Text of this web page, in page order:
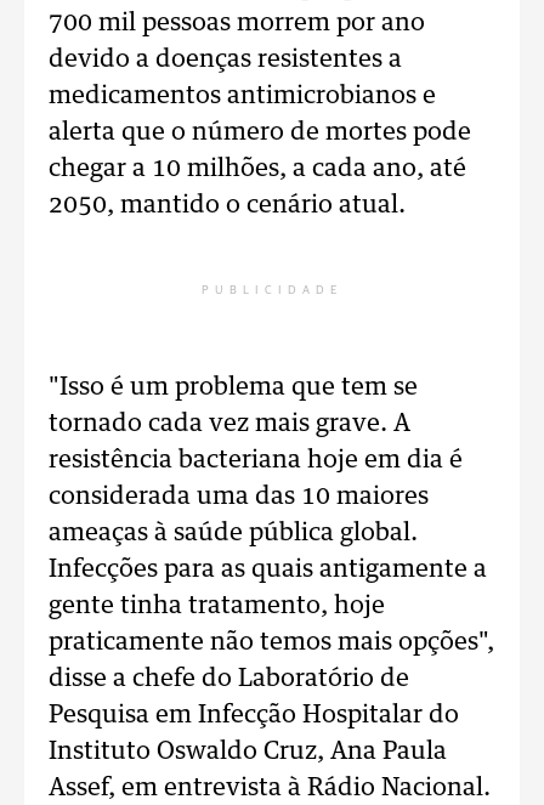
700 mil pessoas morrem por ano
devido a doenças resistentes a
medicamentos antimicrobianos e
alerta que o número de mortes pode
chegar a 10 milhões, a cada ano, até
2050, mantido o cenário atual.
PUBLICIDADE
"Isso é um problema que tem se
tornado cada vez mais grave. A
resistência bacteriana hoje em dia é
considerada uma das 10 maiores
ameaças à saúde pública global.
Infecções para as quais antigamente a
gente tinha tratamento, hoje
praticamente não temos mais opções",
disse a chefe do Laboratório de
Pesquisa em Infecção Hospitalar do
Instituto Oswaldo Cruz, Ana Paula
Assef, em entrevista à Rádio Nacional.